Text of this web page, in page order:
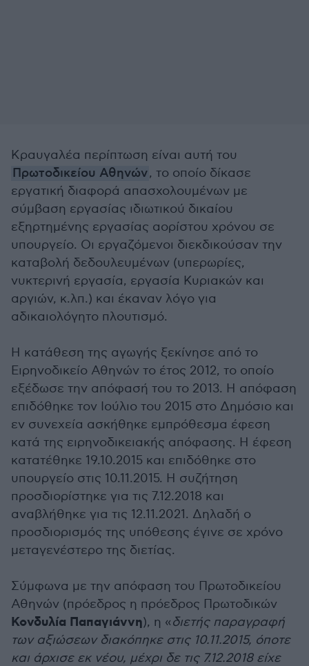
Κραυγαλέα περίπτωση είναι αυτή του
Πρωτοδικείου Αθηνών, το οποίο δίκασε
εργατική διαφορά απασχολουμένων με
σύμβαση εργασίας ιδιωτικού δικαίου
εξηρτημένης εργασίας αορίστου χρόνου σε
υπουργείο. Οι εργαζόμενοι διεκδικούσαν την
καταβολή δεδουλευμένων (υπερωρίες,
νυκτερινή εργασία, εργασία Κυριακών και
αργιών, κ.λπ.) και έκαναν λόγο για
αδικαιολόγητο πλουτισμό.
Η κατάθεση της αγωγής ξεκίνησε από το
Ειρηνοδικείο Αθηνών το έτος 2012, το οποίο
εξέδωσε την απόφασή του το 2013. Η απόφαση
επιδόθηκε τον Ιούλιο του 2015 στο Δημόσιο και
εν συνεχεία ασκήθηκε εμπρόθεσμα έφεση
κατά της ειρηνοδικειακής απόφασης. Η έφεση
κατατέθηκε 19.10.2015 και επιδόθηκε στο
υπουργείο στις 10.11.2015. Η συζήτηση
προσδιορίστηκε για τις 7.12.2018 και
αναβλήθηκε για τις 12.11.2021. Δηλαδή ο
προσδιορισμός της υπόθεσης έγινε σε χρόνο
μεταγενέστερο της διετίας.
Σύμφωνα με την απόφαση του Πρωτοδικείου
Αθηνών (πρόεδρος η πρόεδρος Πρωτοδικών
Κονδυλία Παπαγιάννη), η «διετής παραγραφή
των αξιώσεων διακόπηκε στις 10.11.2015, όποτε
και άρχισε εκ νέου, μέχρι δε τις 7.12.2018 είχε